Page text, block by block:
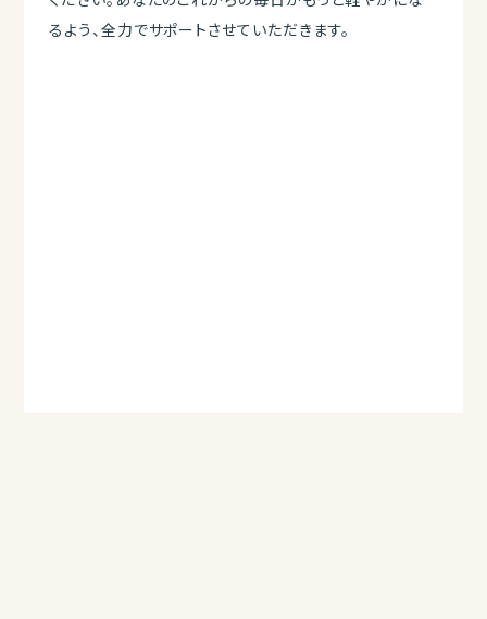
るよう、全力でサポートさせていただきます。